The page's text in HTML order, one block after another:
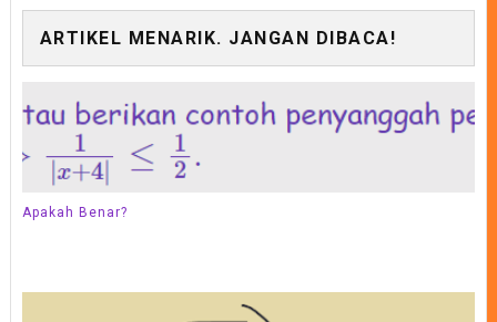
ARTIKEL MENARIK. JANGAN DIBACA!
Apakah Benar?